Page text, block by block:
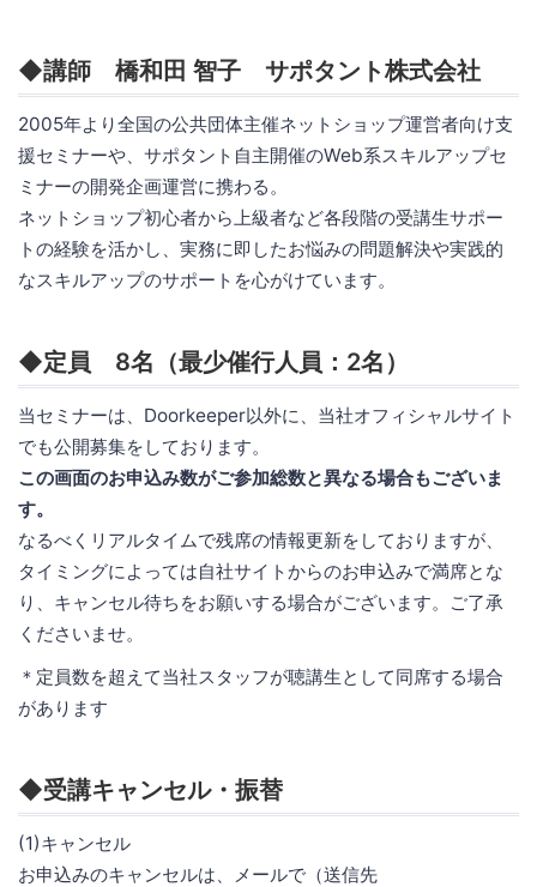
◆講師 橋和田 智子 サポタント株式会社
2005年より全国の公共団体主催ネットショップ運営者向け支
援セミナーや、サポタント自主開催のWeb系スキルアップセ
ミナーの開発企画運営に携わる。
ネットショップ初心者から上級者など各段階の受講生サポー
トの経験を活かし、実務に即したお悩みの問題解決や実践的
なスキルアップのサポートを心がけています。
◆定員 8名（最少催行人員：2名）
当セミナーは、Doorkeeper以外に、当社オフィシャルサイト
でも公開募集をしております。
この画面のお申込み数がご参加総数と異なる場合もございま
す。
なるべくリアルタイムで残席の情報更新をしておりますが、
タイミングによっては自社サイトからのお申込みで満席とな
り、キャンセル待ちをお願いする場合がございます。ご了承
くださいませ。
＊定員数を超えて当社スタッフが聴講生として同席する場合
があります
◆受講キャンセル・振替
(1)キャンセル
お申込みのキャンセルは、メールで（送信先